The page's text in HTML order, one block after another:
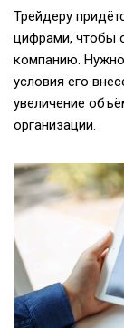
Трейдеру
цифрами, чтобы
компанию. Нужно
условия его
увеличение
организации.